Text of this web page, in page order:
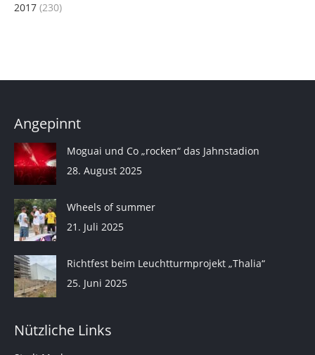
2017 (230)
Angepinnt
Moguai und Co „rocken“ das Jahnstadion
28. August 2025
Wheels of summer
21. Juli 2025
Richtfest beim Leuchtturmprojekt „Thalia“
25. Juni 2025
Nützliche Links